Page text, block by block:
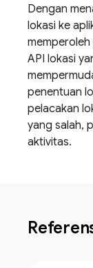
Dengan
lokasi ke
API lokasi
penentuan
pelacakan
yang salah,
aktivitas.